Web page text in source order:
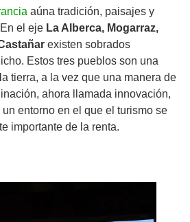
aúna tradición, paisajes y
el eje La Alberca, Mogarraz,
existen sobrados
Estos tres pueblos son una
tierra, a la vez que una manera de
ahora llamada innovación,
entorno en el que el turismo se
importante de la renta.